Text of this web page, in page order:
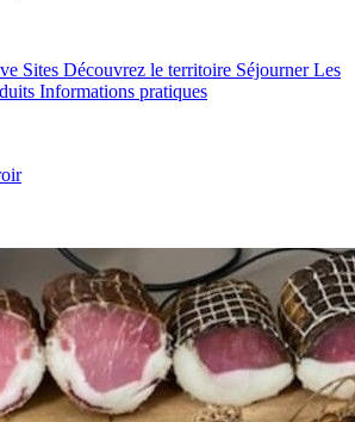
Sites Découvrez le territoire SéjournerLes
Informations pratiques